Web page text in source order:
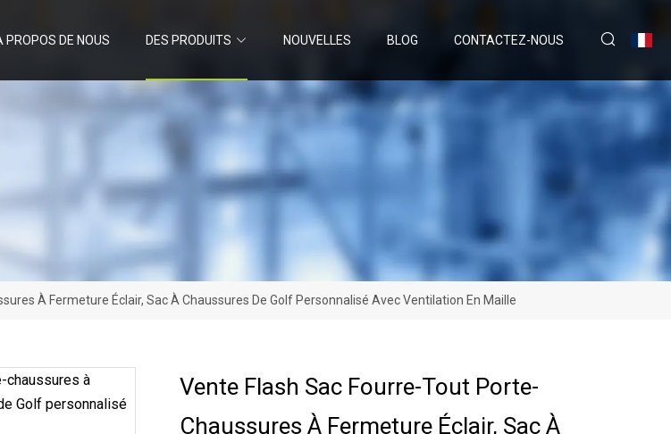
PROPOS DE NOUS DES PRODUITS NOUVELLES BLOG CONTACTEZ-NOUS
À Fermeture Éclair, Sac À Chaussures De Golf Personnalisé Avec Ventilation En Maille
Vente Flash Sac Fourre-Tout Porte-
Chaussures À Fermeture Éclair, Sac À